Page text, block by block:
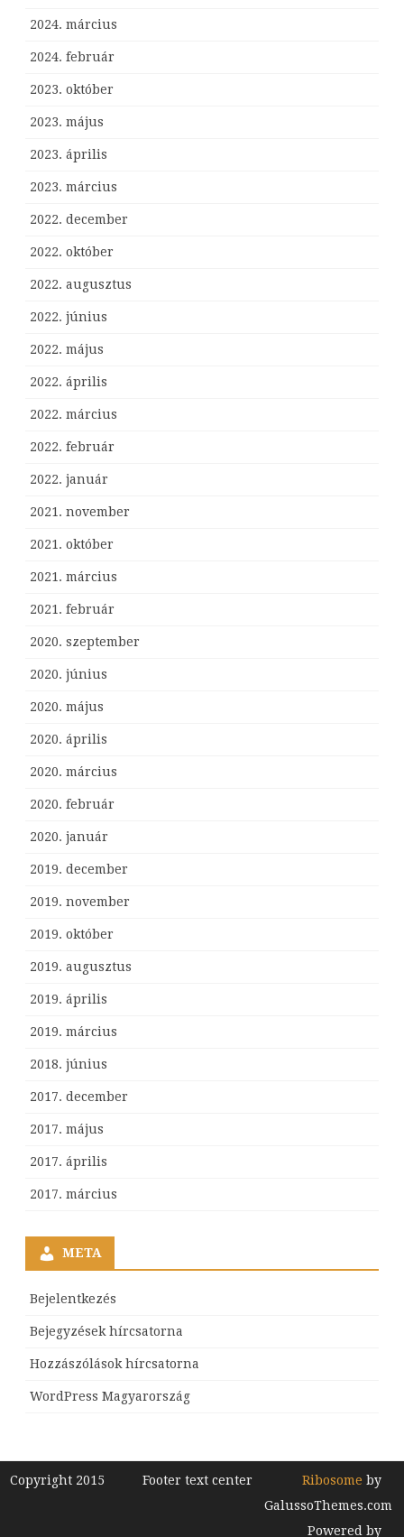
2024. március
2024. február
2023. október
2023. május
2023. április
2023. március
2022. december
2022. október
2022. augusztus
2022. június
2022. május
2022. április
2022. március
2022. február
2022. január
2021. november
2021. október
2021. március
2021. február
2020. szeptember
2020. június
2020. május
2020. április
2020. március
2020. február
2020. január
2019. december
2019. november
2019. október
2019. augusztus
2019. április
2019. március
2018. június
2017. december
2017. május
2017. április
2017. március
META
Bejelentkezés
Bejegyzések hírcsatorna
Hozzászólások hírcsatorna
WordPress Magyarország
Copyright 2015 Footer text center Ribosome by
GalussoThemes.com
Powered by